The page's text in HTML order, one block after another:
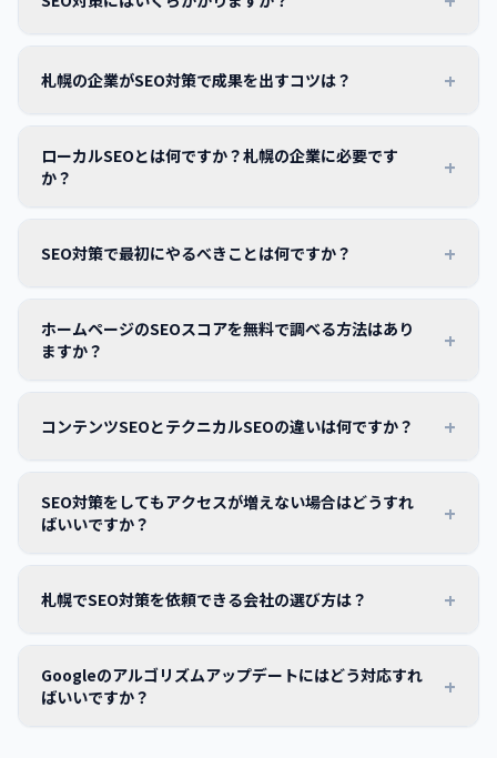
札幌の企業がSEO対策で成果を出すコツは？ +
ローカルSEOとは何ですか？札幌の企業に必要です
か？
+
SEO対策で最初にやるべきことは何ですか？ +
ホームページのSEOスコアを無料で調べる方法はあり
ますか？
+
コンテンツSEOとテクニカルSEOの違いは何ですか？ +
SEO対策をしてもアクセスが増えない場合はどうすれ
ばいいですか？
+
札幌でSEO対策を依頼できる会社の選び方は？ +
Googleのアルゴリズムアップデートにはどう対応すれ
ばいいですか？
+